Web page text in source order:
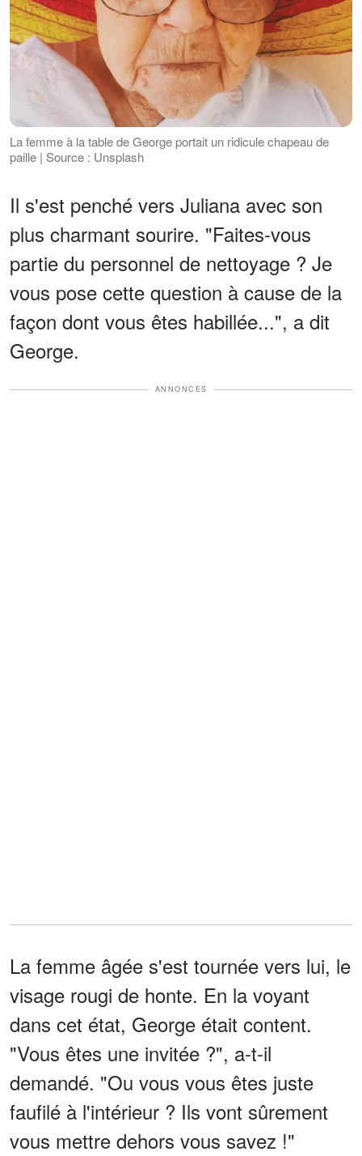
La femme à la table de George portait un ridicule chapeau de
paille | Source : Unsplash
Il s'est penché vers Juliana avec son
plus charmant sourire. "Faites-vous
partie du personnel de nettoyage ? Je
vous pose cette question à cause de la
façon dont vous êtes habillée...", a dit
George.
ANNONCES
La femme âgée s'est tournée vers lui, le
visage rougi de honte. En la voyant
dans cet état, George était content.
"Vous êtes une invitée ?", a-t-il
demandé. "Ou vous vous êtes juste
faufilé à l'intérieur ? Ils vont sûrement
vous mettre dehors vous savez !"